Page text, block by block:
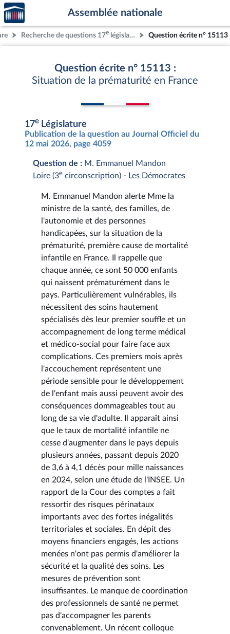
Aller au contenu
Aller en bas de la page
Accèder
à la
page
d'accueil
Assemblée nationale
Recherche de questions 17e législature Question écrite n° 15113
Question écrite n° 15113 :
Situation de la prématurité en France
17e Législature
Publication de la question au Journal Officiel du
12 mai 2026, page 4059
Question de : M. Emmanuel Mandon
Loire (3e circonscription) - Les Démocrates
M. Emmanuel Mandon alerte Mme la
ministre de la santé, des familles, de
l'autonomie et des personnes
handicapées, sur la situation de la
prématurité, première cause de mortalité
infantile en France. Il rappelle que
chaque année, ce sont 50 000 enfants
qui naissent prématurément dans le
pays. Particulièrement vulnérables, ils
nécessitent des soins hautement
spécialisés dès leur premier souffle et un
accompagnement de long terme médical
et médico-social pour faire face aux
complications. Ces premiers mois après
l'accouchement représentent une
période sensible pour le développement
de l'enfant mais aussi peuvent avoir des
conséquences dommageables tout au
long de sa vie d'adulte. Il apparaît ainsi
que le taux de mortalité infantile ne
cesse d'augmenter dans le pays depuis
plusieurs années, passant depuis 2020
de 3,6 à 4,1 décès pour mille naissances
en 2024, selon une étude de l'INSEE. Un
rapport de la Cour des comptes a fait
ressortir des risques périnataux
importants avec des fortes inégalités
territoriales et sociales. En dépit des
moyens financiers engagés, les actions
menées n'ont pas permis d'améliorer la
sécurité et la qualité des soins. Les
mesures de prévention sont
insuffisantes. Le manque de coordination
des professionnels de santé ne permet
pas d'accompagner les parents
convenablement. Un récent colloque